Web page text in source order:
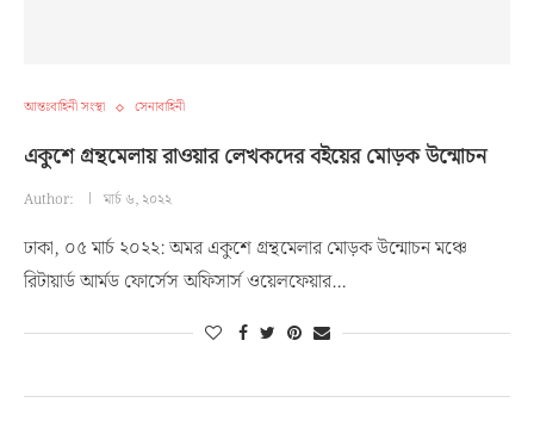
আন্তঃবাহিনী সংস্থা সেনাবাহিনী
একুশে গ্রন্থমেলায় রাওয়ার লেখকদের বইয়ের মোড়ক উন্মোচন
Author: মার্চ ৬, ২০২২
ঢাকা, ০৫ মার্চ ২০২২: অমর একুশে গ্রন্থমেলার মোড়ক উন্মোচন মঞ্চে
রিটায়ার্ড আর্মড ফোর্সেস অফিসার্স ওয়েলফেয়ার…